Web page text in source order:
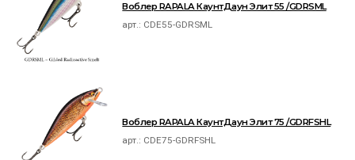
Воблер RAPALA КаунтДаун Элит 55 /GDRSML
арт.: CDE55-GDRSML
Воблер RAPALA КаунтДаун Элит 75 /GDRFSHL
арт.: CDE75-GDRFSHL